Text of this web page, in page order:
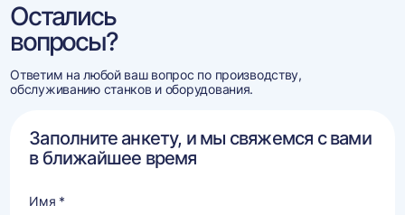
Остались
вопросы?
Ответим на любой ваш вопрос по производству,
обслуживанию станков и оборудования.
Заполните анкету, и мы свяжемся с вами
в ближайшее время
Имя *